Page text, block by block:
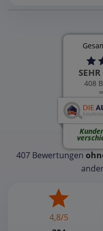
408
407 Bewertungen
4,8/5